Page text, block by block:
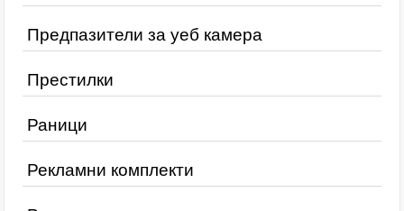
Предпазители за уеб камера
Престилки
Раници
Рекламни комплекти